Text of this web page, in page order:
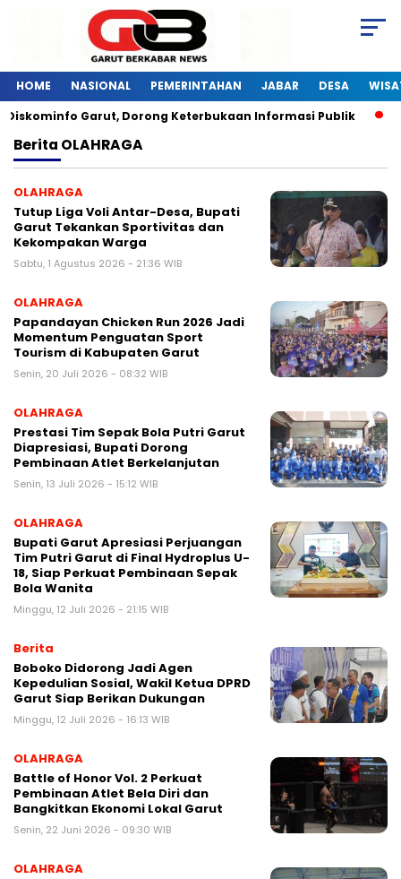
HOME NASIONAL PEMERINTAHAN JABAR DESA
Garut, Dorong Keterbukaan Informasi Publik
Berita OLAHRAGA
OLAHRAGA
Tutup Liga Voli Antar-Desa, Bupati
Garut Tekankan Sportivitas dan
Kekompakan Warga
Sabtu, 1 Agustus 2026 - 21:36 WIB
OLAHRAGA
Papandayan Chicken Run 2026 Jadi
Momentum Penguatan Sport
Tourism di Kabupaten Garut
Senin, 20 Juli 2026 - 08:32 WIB
OLAHRAGA
Prestasi Tim Sepak Bola Putri Garut
Diapresiasi, Bupati Dorong
Pembinaan Atlet Berkelanjutan
Senin, 13 Juli 2026 - 15:12 WIB
OLAHRAGA
Bupati Garut Apresiasi Perjuangan
Tim Putri Garut di Final Hydroplus U-
18, Siap Perkuat Pembinaan Sepak
Bola Wanita
Minggu, 12 Juli 2026 - 21:15 WIB
Berita
Boboko Didorong Jadi Agen
Kepedulian Sosial, Wakil Ketua DPRD
Garut Siap Berikan Dukungan
Minggu, 12 Juli 2026 - 16:13 WIB
OLAHRAGA
Battle of Honor Vol. 2 Perkuat
Pembinaan Atlet Bela Diri dan
Bangkitkan Ekonomi Lokal Garut
Senin, 22 Juni 2026 - 09:30 WIB
OLAHRAGA